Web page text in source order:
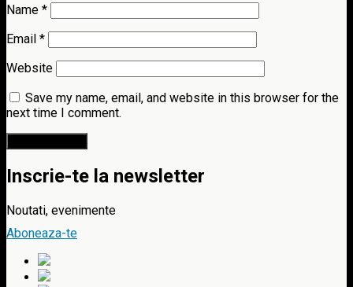
Name *
Email *
Website
Save my name, email, and website in this browser for the
next time I comment.
Inscrie-te la newsletter
Noutati, evenimente
Aboneaza-te